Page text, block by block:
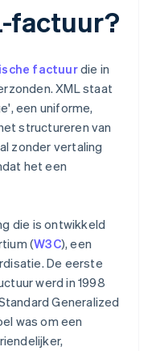
factuur?
factuurdie in
XML staat
een uniforme,
structureren van
zonder vertaling
het een
die is ontwikkeld
(W3C), een
De eerste
werd in 1998
Generalized
was om een